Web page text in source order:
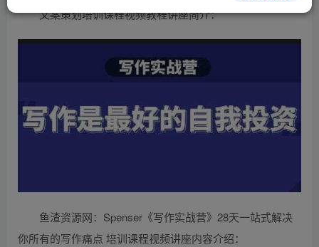
文案策划培训课程视频教程讲座简介：
鱼渣资源网：Spenser《写作实战营》28天一站式解决
你所有的写作痛点 培训课程视频讲座内容介绍：